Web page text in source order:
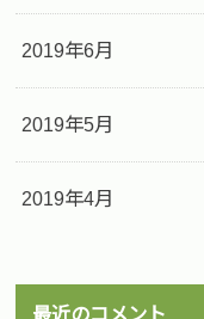
2019年6月
2019年5月
2019年4月
最近のコメント